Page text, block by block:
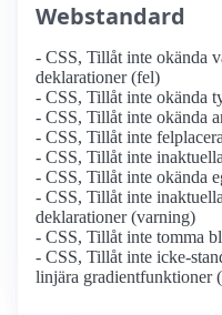
Webstandard
- CSS, Tillåt inte okända
deklarationer (fel)
- CSS, Tillåt inte okända
- CSS, Tillåt inte okända
- CSS, Tillåt inte
- CSS, Tillåt inte
- CSS, Tillåt inte okända
- CSS, Tillåt inte
deklarationer (varning)
- CSS, Tillåt inte tomma
- CSS, Tillåt inte icke-
linjära gradientfunktioner